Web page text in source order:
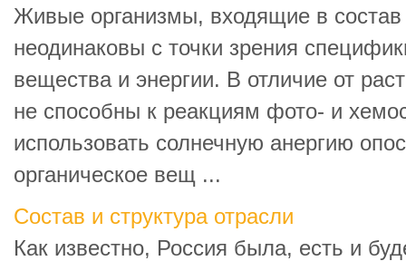
Живые организмы, входящие в состав
неодинаковы с точки зрения
вещества и энергии. В отличие от
не способны к реакциям фото- и
использовать солнечную анергию
органическое вещ ...
Состав и структура отрасли
Как известно, Россия была, есть и